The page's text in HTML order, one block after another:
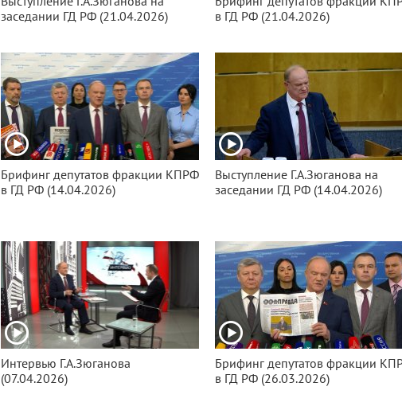
заседании ГД РФ (21.04.2026)
в ГД РФ (21.04.2026)
Брифинг депутатов фракции КПРФ
в ГД РФ (14.04.2026)
Выступление Г.А.Зюганова на
заседании ГД РФ (14.04.2026)
Интервью Г.А.Зюганова
(07.04.2026)
Брифинг депутатов фракции
в ГД РФ (26.03.2026)